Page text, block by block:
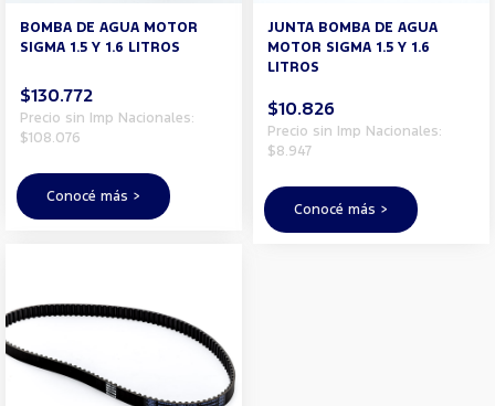
BOMBA DE AGUA MOTOR
SIGMA 1.5 Y 1.6 LITROS
$130.772
Precio sin Imp Nacionales:
$108.076
Conocé más >
JUNTA BOMBA DE AGUA
MOTOR SIGMA 1.5 Y 1.6
LITROS
$10.826
Precio sin Imp Nacionales:
$8.947
Conocé más >